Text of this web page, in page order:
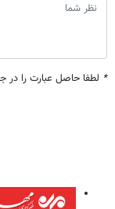
* لطفا حاصل عبارت را در